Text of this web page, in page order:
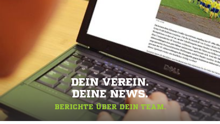
DEIN VEREIN.
DEINE NEWS.
BERICHTE ÜBER DEIN TEAM.